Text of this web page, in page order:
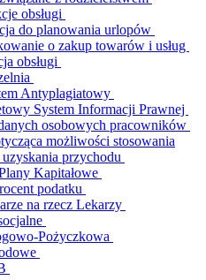
obsługi
do planowania urlopów
o zakup towarów i usług
obsługi
Antyplagiatowy
System Informacji Prawnej
osobowych pracowników
możliwości stosowania
przychodu
Kapitałowe
podatku
na rzecz Lekarzy
Pożyczkowa